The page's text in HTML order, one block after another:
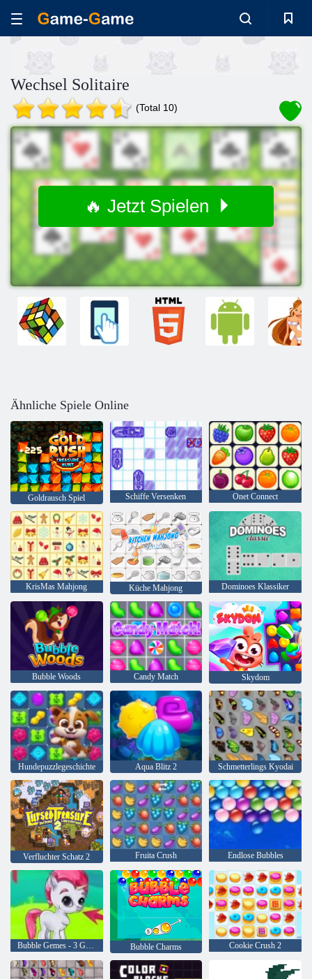
Wechsel Solitaire
(Total 10)
🔥 Jetzt Spielen
Ähnliche Spiele Online
Goldrausch Spiel Schiffe Versenken Onet Connect
KrisMas Mahjong Küche Mahjong Dominoes Klassiker
Bubble Woods Candy Match Skydom
Hundepuzzlegeschichte Aqua Blitz 2 Schmetterlings Kyodai
Verfluchter Schatz 2 Fruita Crush Endlose Bubbles
Bubble Gemes - 3 Gewinnt Bubble Charms Cookie Crush 2